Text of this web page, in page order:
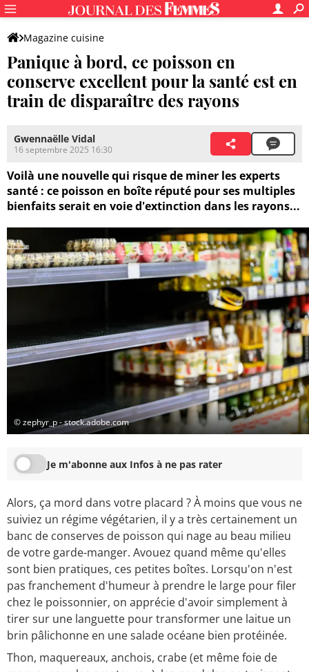
Magazine cuisine
Panique à bord, ce poisson en
conserve excellent pour la santé est en
train de disparaître des rayons
Gwennaëlle Vidal
16 septembre 2025 16:30
Voilà une nouvelle qui risque de miner les experts
santé : ce poisson en boîte réputé pour ses multiples
bienfaits serait en voie d'extinction dans les rayons...
© zephyr_p - stock.adobe.com
Je m'abonne aux Infos à ne pas rater
Alors, ça mord dans votre placard ? À moins que vous ne
suiviez un régime végétarien, il y a très certainement un
banc de conserves de poisson qui nage au beau milieu
de votre garde-manger. Avouez quand même qu'elles
sont bien pratiques, ces petites boîtes. Lorsqu'on n'est
pas franchement d'humeur à prendre le large pour filer
chez le poissonnier, on apprécie d'avoir simplement à
tirer sur une languette pour transformer une laitue un
brin pâlichonne en une salade océane bien protéinée.
Thon, maquereaux, anchois, crabe (et même foie de